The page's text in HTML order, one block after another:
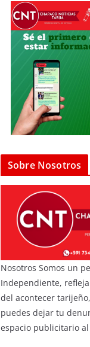
Sobre Nosotros
Nosotros Somos un
Independiente,
del acontecer
puedes dejar tu
espacio publicitario al